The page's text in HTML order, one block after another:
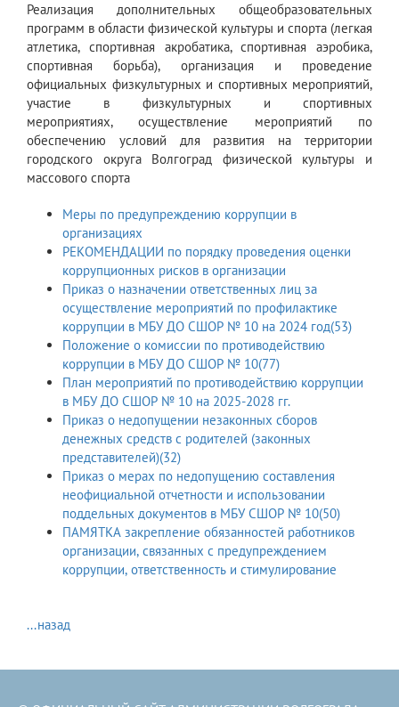
Реализация дополнительных общеобразовательных
программ в области физической культуры и спорта (легкая
атлетика, спортивная акробатика, спортивная аэробика,
спортивная борьба), организация и проведение
официальных физкультурных и спортивных мероприятий,
участие в физкультурных и спортивных
мероприятиях, осуществление мероприятий по
обеспечению условий для развития на территории
городского округа Волгоград физической культуры и
массового спорта
Меры по предупреждению коррупции в
организациях
РЕКОМЕНДАЦИИ по порядку проведения оценки
коррупционных рисков в организации
Приказ о назначении ответственных лиц за
осуществление мероприятий по профилактике
коррупции в МБУ ДО СШОР № 10 на 2024 год(53)
Положение о комиссии по противодействию
коррупции в МБУ ДО СШОР № 10(77)
План мероприятий по противодействию коррупции
в МБУ ДО СШОР № 10 на 2025-2028 гг.
Приказ о недопущении незаконных сборов
денежных средств с родителей (законных
представителей)(32)
Приказ о мерах по недопущению составления
неофициальной отчетности и использовании
поддельных документов в МБУ СШОР № 10(50)
ПАМЯТКА закрепление обязанностей работников
организации, связанных с предупреждением
коррупции, ответственность и стимулирование
...назад